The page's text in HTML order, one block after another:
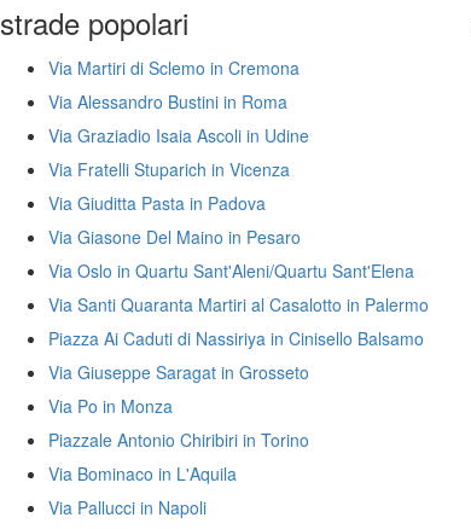
strade popolari
Via Martiri di Sclemo in Cremona
Via Alessandro Bustini in Roma
Via Graziadio Isaia Ascoli in Udine
Via Fratelli Stuparich in Vicenza
Via Giuditta Pasta in Padova
Via Giasone Del Maino in Pesaro
Via Oslo in Quartu Sant'Aleni/Quartu Sant'Elena
Via Santi Quaranta Martiri al Casalotto in Palermo
Piazza Ai Caduti di Nassiriya in Cinisello Balsamo
Via Giuseppe Saragat in Grosseto
Via Po in Monza
Piazzale Antonio Chiribiri in Torino
Via Bominaco in L'Aquila
Via Pallucci in Napoli